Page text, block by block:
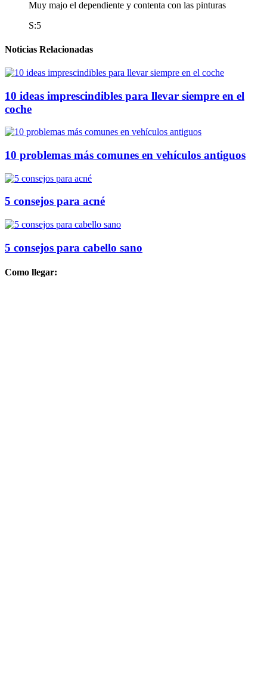
Muy majo el dependiente y contenta con las pinturas
S:5
Noticias Relacionadas
10 ideas imprescindibles para llevar siempre en el
coche
10 problemas más comunes en vehículos antiguos
5 consejos para acné
5 consejos para cabello sano
Como llegar: